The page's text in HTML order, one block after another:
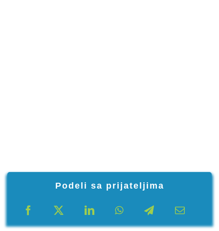
Podeli sa prijateljima